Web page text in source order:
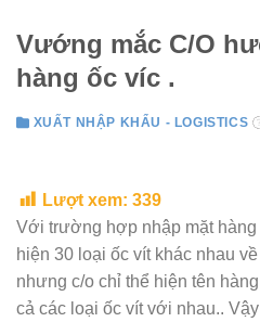
Vướng mắc C/O
hàng ốc víc .
XUẤT NHẬP KHẨU - LOGISTICS
Lượt xem: 339
Với trường hợp nhập mặt hàng
hiện 30 loại ốc vít khác nhau
nhưng c/o chỉ thể hiện tên
cả các loại ốc vít với nhau..